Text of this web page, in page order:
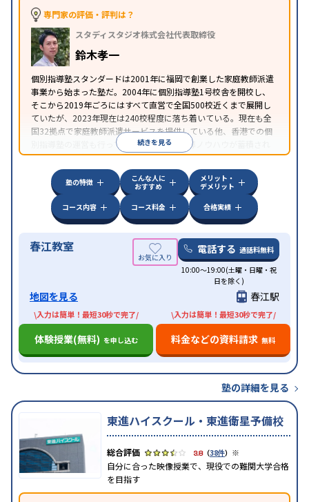
特徴
応
学習にPC・タブレットを利用
科目から受講可能
り
専門家の評価・評判は？
スタディスタジオ株式会社代表取締役
鈴木孝一
個別指導塾スタンダードは2001年に福岡で創業した家庭教師派遣
事業から始まった塾だ。2004年に個別指導塾1号校舎を開校し、
そこから2019年ごろにはすべて直営で全国500校近くまで展開し
ていたが、2023年現在は240校程度に落ち着いている。現在も全
国32拠点で家庭教師派遣サービスを提供している他、香港での個
別指導塾の運営も行っており、汎用的な指導ノウハウが蓄積され
ていることが伺える。
続きを見る
塾の特徴
こんな人に
おすすめ
メリット・
デメリット
コース内容
コース料金 合格実績
春江教室 電話する 通話料無料
10:00～19:00(土曜・日曜・祝
日を除く)
地図を見る 春江駅
\入力は簡単！最短30秒で完了/
体験授業(無料) を申し込む
\入力は簡単！最短30秒で完了/
料金などの資料請求 無料
塾の詳細を見る
東進ハイスクール・東進衛星予備校
3.8（38件） ※
自分に合った映像授業で、現役での難関大学合格
を目指す